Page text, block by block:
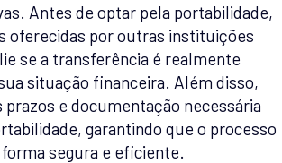
Antes de optar pela portabilidade,
oferecidas por outras instituições
se a transferência é realmente
situação financeira. Além disso,
e documentação necessária
garantindo que o processo
segura e eficiente.